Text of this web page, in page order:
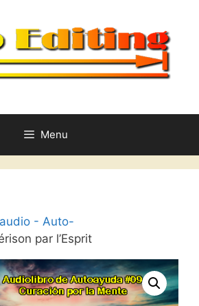
Menu
- Auto-
par l’Esprit